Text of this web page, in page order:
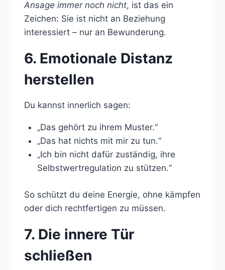
Ansage immer noch nicht, ist das ein
Zeichen: Sie ist nicht an Beziehung
interessiert – nur an Bewunderung.
6. Emotionale Distanz
herstellen
Du kannst innerlich sagen:
„Das gehört zu ihrem Muster.“
„Das hat nichts mit mir zu tun.“
„Ich bin nicht dafür zuständig, ihre
Selbstwertregulation zu stützen.“
So schützt du deine Energie, ohne kämpfen
oder dich rechtfertigen zu müssen.
7. Die innere Tür
schließen